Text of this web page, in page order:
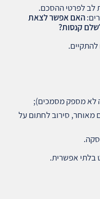
לב לפרטי ההסכם.
האם אפשר לצאת
קנסות?
להתקיים.
לא מספק מסמכים);
מאוחר, סירוב לחתום על
בלתי אפשרית.